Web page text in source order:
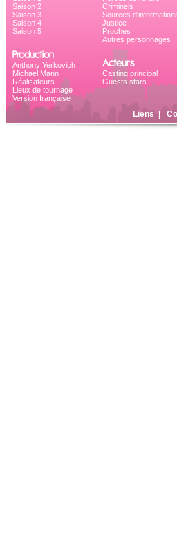
Saison 2
Saison 3
Saison 4
Saison 5
Production
Anthony Yerkovich
Michael Mann
Réalisateurs
Lieux de tournage
Version française
Criminels
Sources
Justice
Proches
Autres personnages
Acteurs
Casting principal
Guests stars
Liens